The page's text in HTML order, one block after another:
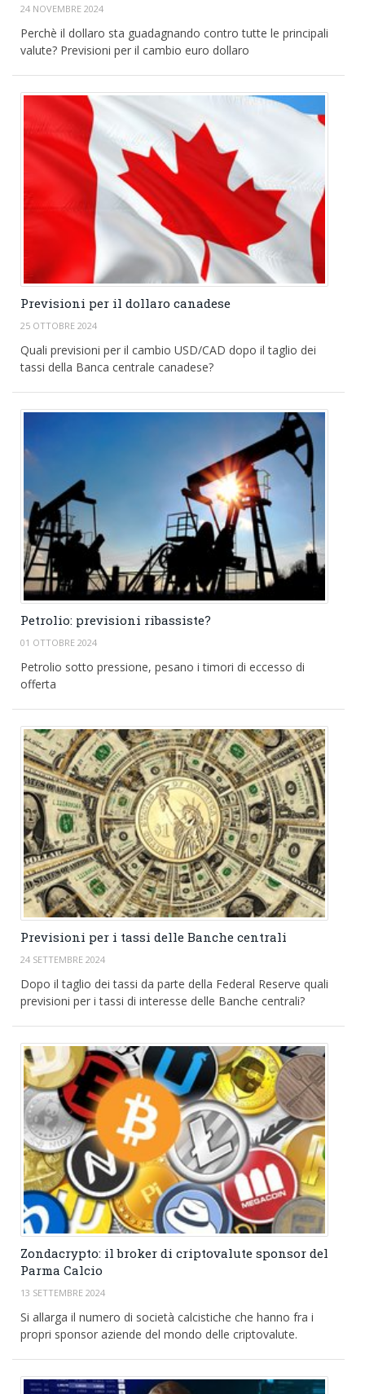
24 NOVEMBRE 2024
Perchè il dollaro sta guadagnando contro tutte le principali
valute? Previsioni per il cambio euro dollaro
Previsioni per il dollaro canadese
25 OTTOBRE 2024
Quali previsioni per il cambio USD/CAD dopo il taglio dei
tassi della Banca centrale canadese?
Petrolio: previsioni ribassiste?
01 OTTOBRE 2024
Petrolio sotto pressione, pesano i timori di eccesso di
offerta
Previsioni per i tassi delle Banche centrali
24 SETTEMBRE 2024
Dopo il taglio dei tassi da parte della Federal Reserve quali
previsioni per i tassi di interesse delle Banche centrali?
Zondacrypto: il broker di criptovalute sponsor del
Parma Calcio
13 SETTEMBRE 2024
Si allarga il numero di società calcistiche che hanno fra i
propri sponsor aziende del mondo delle criptovalute.